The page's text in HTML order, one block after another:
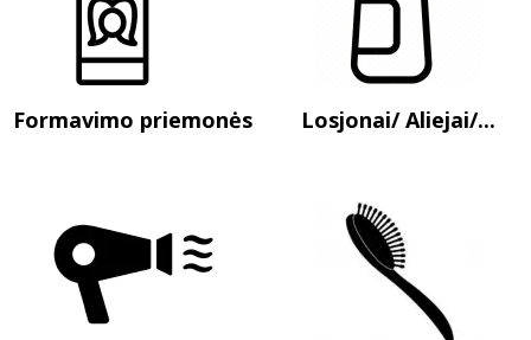
Formavimo priemonės Losjonai/ Aliejai/...